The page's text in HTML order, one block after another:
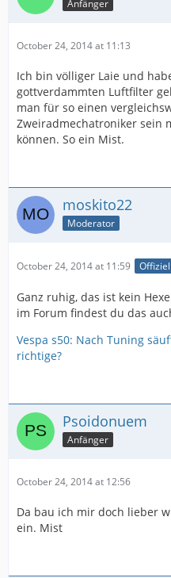
Anfänger
October 24, 2014 at 11:13
Ich bin völliger Laie und
gottverdammten Luftfilter
man für so einen
Zweiradmechatroniker sein
können. So ein Mist.
moskito22
Moderator
October 24, 2014 at 11:59
Ganz ruhig, das ist kein
im Forum findest du das
Vespa s50: Nach Tuning
richtige?
Psoidonuem
Anfänger
October 24, 2014 at 12:56
Da bau ich mir doch lieber
ein. Mist